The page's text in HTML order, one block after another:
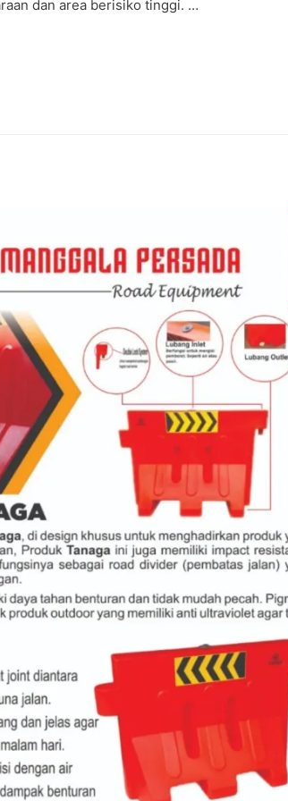
dan area berisiko tinggi. …